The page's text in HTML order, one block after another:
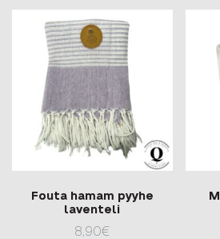
Fouta hamam pyyhe
laventeli
8,90€